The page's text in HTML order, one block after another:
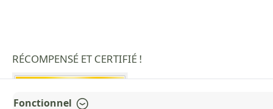
RÉCOMPENSÉ ET CERTIFIÉ !
Fonctionnel